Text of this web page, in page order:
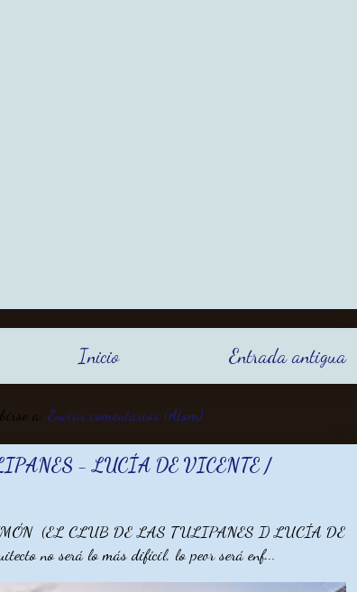
Entrada antigua
Inicio
a: Enviar comentarios (Atom)
- LUCÍA DE VICENTE /
(EL CLUB DE LAS TULIPANES I) LUCÍA DE
no será lo más difícil, lo peor será enf...